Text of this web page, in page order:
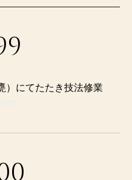
にてたたき技法修業